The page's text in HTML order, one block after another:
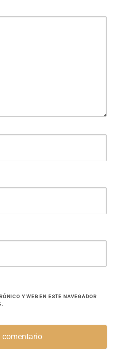
Y WEB EN ESTE NAVEGADOR